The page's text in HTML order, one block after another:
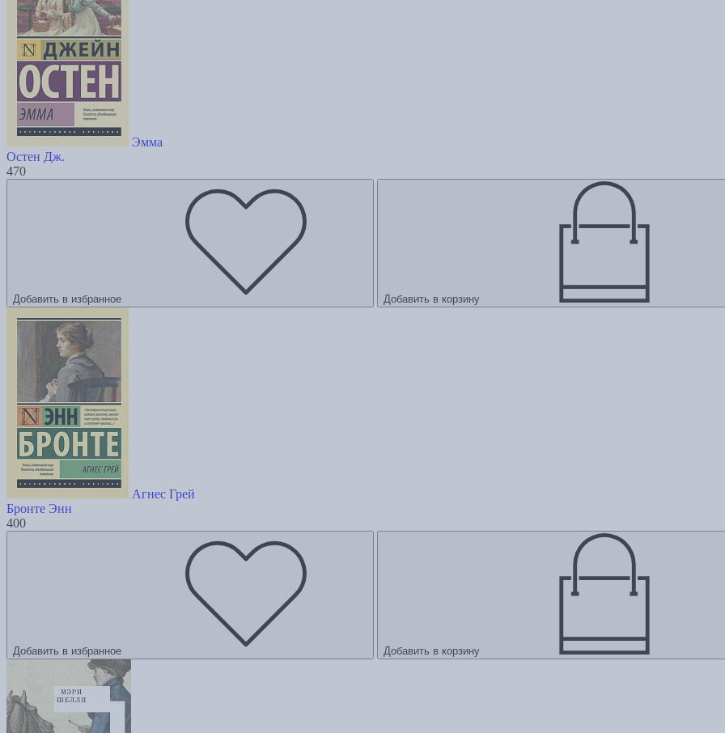
Эмма
Остен Дж.
470
Добавить в избранное Добавить в корзину
Агнес Грей
Бронте Энн
400
Добавить в избранное Добавить в корзину